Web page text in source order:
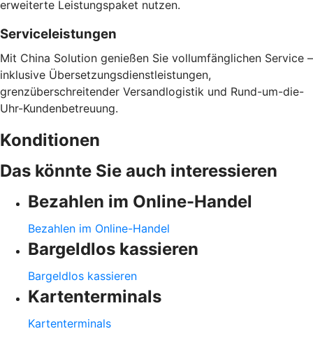
erweiterte Leistungspaket nutzen.
Serviceleistungen
Mit China Solution genießen Sie vollumfänglichen Service –
inklusive Übersetzungsdienstleistungen,
grenzüberschreitender Versandlogistik und Rund-um-die-
Uhr-Kundenbetreuung.
Konditionen
Das könnte Sie auch interessieren
Bezahlen im Online-Handel
Bezahlen im Online-Handel
Bargeldlos kassieren
Bargeldlos kassieren
Kartenterminals
Kartenterminals